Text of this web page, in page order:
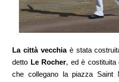
La città vecchiaè stata
detto Le Rocher, ed è costituita
che collegano la piazza Saint